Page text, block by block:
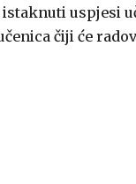
uspjesi
čiji će